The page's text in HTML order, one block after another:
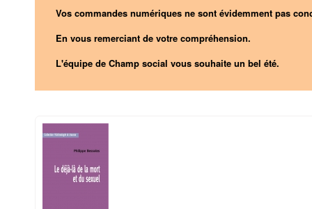
Vos commandes numériques ne sont évidemment pas
En vous remerciant de votre compréhension.
L'équipe de Champ social vous souhaite un bel été.